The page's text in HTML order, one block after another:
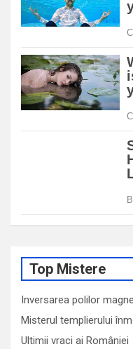
Top Mistere
Inversarea polilor
Misterul templierului
Ultimii vraci ai României